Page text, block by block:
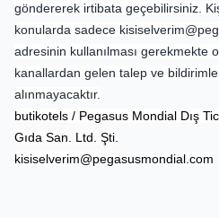
göndererek irtibata geçebilirsiniz.
konularda sadece
adresinin kullanılması gerekmekte
kanallardan gelen talep ve
alınmayacaktır.
butikotels / Pegasus Mondial Dış
Gıda San. Ltd. Şti.
kisiselverim@pegasusmondial.com